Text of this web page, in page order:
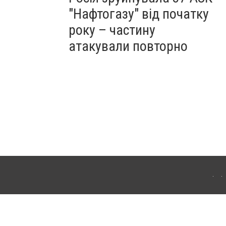
"Нафтогазу" від початку
року – частину
атакували повторно